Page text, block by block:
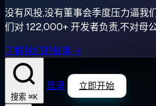
没有风投,没有董事会季度压力逼我
们对 122,000+ 开发者负责,不对母
了解我们的故事 →
搜索 ⌘K
登录 立即开始